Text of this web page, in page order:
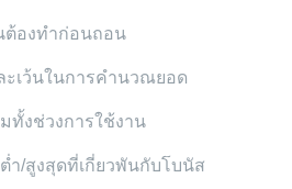
ต้องทำก่อนถอน
ะเว้นในการคำนวณยอด
ทั้งช่วงการใช้งาน
ำ/สูงสุดที่เกี่ยวพันกับโบนัส